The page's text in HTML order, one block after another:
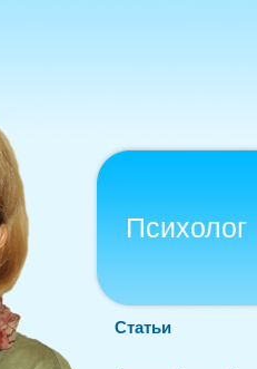
Статьи